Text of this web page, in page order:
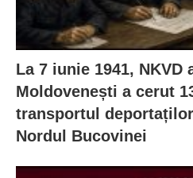
La 7 iunie 1941, NKVD
Moldovenești a cerut
transportul
Nordul Bucovinei